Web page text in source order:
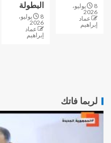
8 يوليو،
2026
عماد
إبراهيم
البطولة
8 يوليو،
2026
عماد
إبراهيم
لربما فاتك